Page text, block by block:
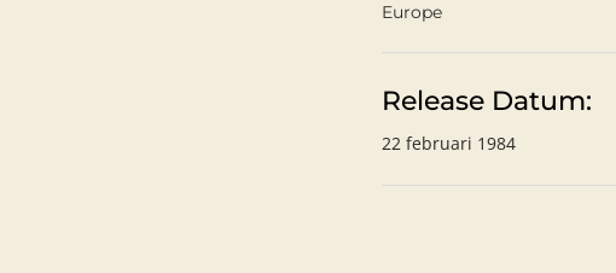
Europe
Release Datum:
22 februari 1984